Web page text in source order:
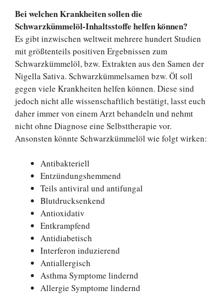
Bei welchen Krankheiten sollen die
Schwarzkümmelöl-Inhaltsstoffe helfen können?
Es gibt inzwischen weltweit mehrere hundert Studien
mit größtenteils positiven Ergebnissen zum
Schwarzkümmelöl, bzw. Extrakten aus den Samen der
Nigella Sativa. Schwarzkümmelsamen bzw. Öl soll
gegen viele Krankheiten helfen können. Diese sind
jedoch nicht alle wissenschaftlich bestätigt, lasst euch
daher immer von einem Arzt behandeln und nehmt
nicht ohne Diagnose eine Selbsttherapie vor.
Ansonsten könnte Schwarzkümmelöl wie folgt wirken:
Antibakteriell
Entzündungshemmend
Teils antiviral und antifungal
Blutdrucksenkend
Antioxidativ
Entkrampfend
Antidiabetisch
Interferon induzierend
Antiallergisch
Asthma Symptome lindernd
Allergie Symptome lindernd